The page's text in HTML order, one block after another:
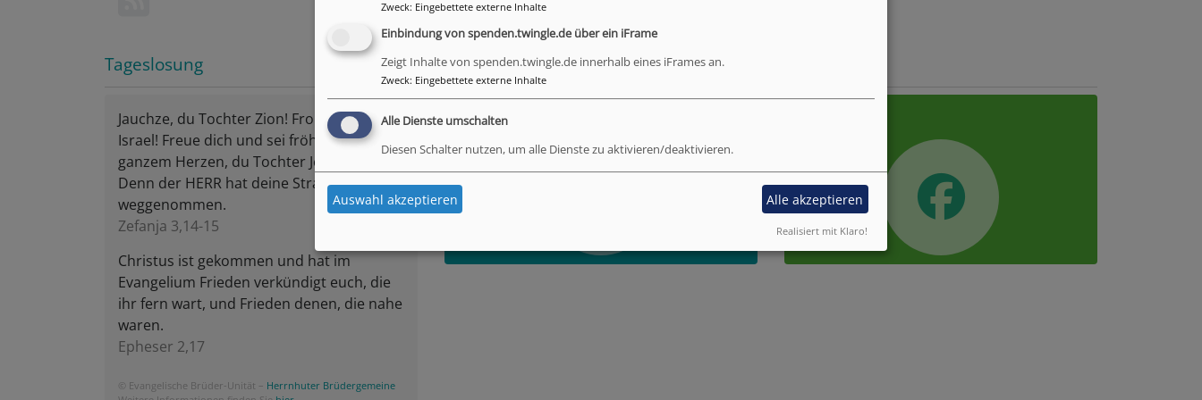
Tageslosung
Jauchze, du Tochter Zion! Frohlocke,
Israel! Freue dich und sei fröhlich von
ganzem Herzen, du Tochter Jerusalem!
Denn der HERR hat deine Strafe
weggenommen.
Zefanja 3,14-15
Christus ist gekommen und hat im
Evangelium Frieden verkündigt euch, die
ihr fern wart, und Frieden denen, die nahe
waren.
Epheser 2,17
© Evangelische Brüder-Unität – Herrnhuter Brüdergemeine
Instagram
Zweck: Eingebettete externe Inhalte
Einbindung von spenden.twingle.de über ein iFrame
Zeigt Inhalte von spenden.twingle.de innerhalb eines iFrames an.
Zweck: Eingebettete externe Inhalte
Alle Dienste umschalten
Diesen Schalter nutzen, um alle Dienste zu aktivieren/deaktivieren.
Auswahl akzeptieren Alle akzeptieren
Realisiert mit Klaro!